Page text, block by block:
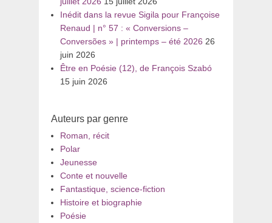
Inédit dans la revue Sigila pour Françoise
Renaud | n° 57 : « Conversions –
Conversões » | printemps – été 2026 26
juin 2026
Être en Poésie (12), de François Szabó
15 juin 2026
Auteurs par genre
Roman, récit
Polar
Jeunesse
Conte et nouvelle
Fantastique, science-fiction
Histoire et biographie
Poésie